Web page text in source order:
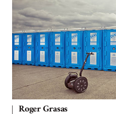
Roger Grasas